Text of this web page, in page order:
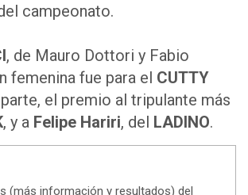
campeonato.
, de Mauro Dottori y Fabio
femenina fue para el CUTTY
el premio al tripulante más
, y a Felipe Hariri, del LADINO.
(más información y resultados) del